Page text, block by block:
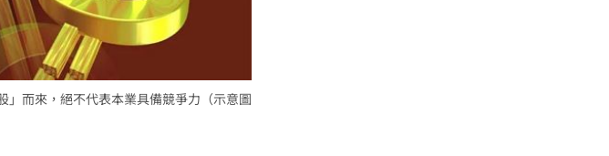
」而來，絕不代表本業具備競爭力（示意圖